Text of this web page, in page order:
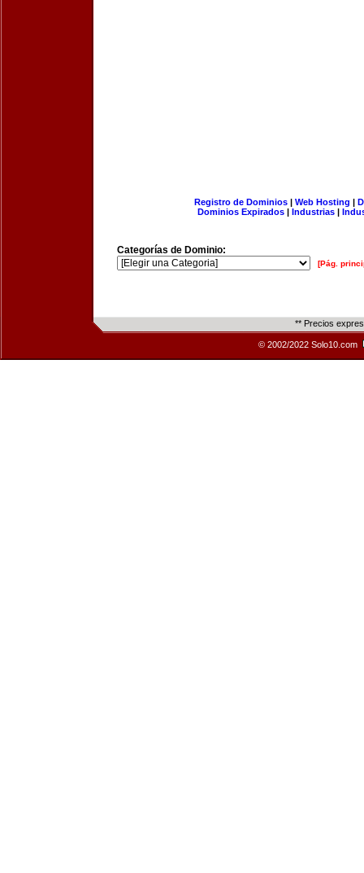
Registro de Dominios| Web Hosting |
Dominios Expirados | Industrias |
Categorías de Dominio:
[Pág.
** Precios
© 2002/2022 Solo10.com